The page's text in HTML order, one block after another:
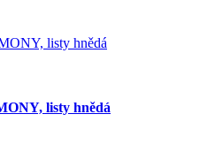
listy hnědá